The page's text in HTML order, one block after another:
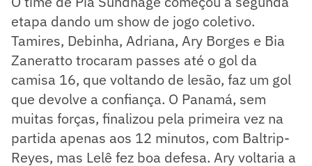
etapa dando um show de jogo coletivo.
Tamires, Debinha, Adriana, Ary Borges e Bia
Zaneratto trocaram passes até o gol da
camisa 16, que voltando de lesão, faz um gol
que devolve a confiança. O Panamá, sem
muitas forças, finalizou pela primeira vez na
partida apenas aos 12 minutos, com Baltrip-
Reyes, mas Lelê fez boa defesa. Ary voltaria a